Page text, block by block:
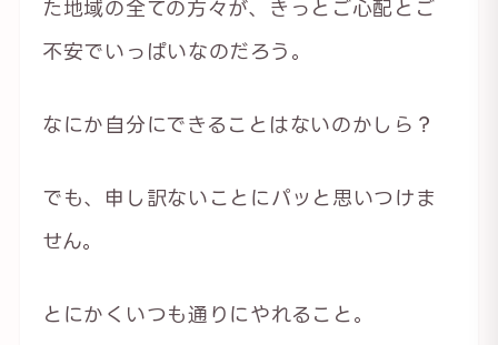
た地域の全ての方々が、きっとご心配とご
不安でいっぱいなのだろう。
なにか自分にできることはないのかしら？
でも、申し訳ないことにパッと思いつけま
せん。
とにかくいつも通りにやれること。